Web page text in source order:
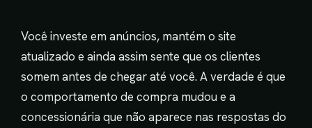
Você investe em anúncios, mantém o site
atualizado e ainda assim sente que os clientes
somem antes de chegar até você. A verdade é que
o comportamento de compra mudou e a
concessionária que não aparece nas respostas do